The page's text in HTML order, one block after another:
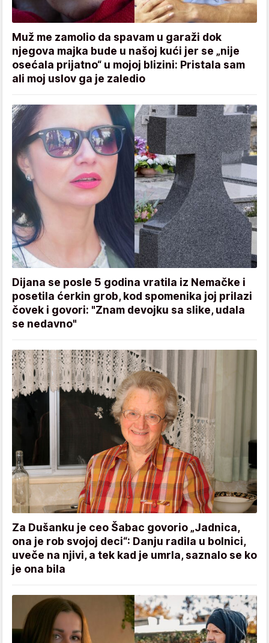
Muž me zamolio da spavam u garaži dok
njegova majka bude u našoj kući jer se „nije
osećala prijatno“ u mojoj blizini: Pristala sam
ali moj uslov ga je zaledio
Dijana se posle 5 godina vratila iz Nemačke i
posetila ćerkin grob, kod spomenika joj prilazi
čovek i govori: "Znam devojku sa slike, udala
se nedavno"
Za Dušanku je ceo Šabac govorio „Jadnica,
ona je rob svojoj deci“: Danju radila u bolnici,
uveče na njivi, a tek kad je umrla, saznalo se ko
je ona bila